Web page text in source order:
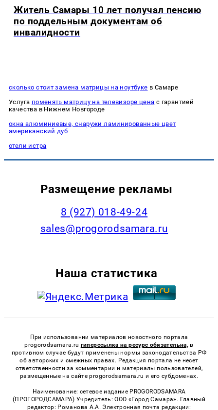
Житель Самары 10 лет получал пенсию
по поддельным документам об
инвалидности
сколько стоит замена матрицы на ноутбуке в Самаре
Услуга поменять матрицу на телевизоре цена с гарантией
качества в Нижнем Новгороде
окна алюминиевые, снаружи ламинированные цвет
американский дуб
отели истра
Размещение рекламы
8 (927) 018-49-24
sales@progorodsamara.ru
Наша статистика
При использовании материалов новостного портала
progorodsamara.ru гиперссылка на ресурс обязательна, в
противном случае будут применены нормы законодательства РФ
об авторских и смежных правах. Редакция портала не несет
ответственности за комментарии и материалы пользователей,
размещенные на сайте progorodsamara.ru и его субдоменах.
Наименование: сетевое издание PROGORODSAMARA
(ПРОГОРОДСАМАРА) Учредитель: ООО «Город Самара». Главный
редактор: Романова А.А. Электронная почта редакции: